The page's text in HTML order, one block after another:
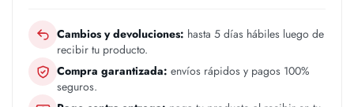
Cambios y devoluciones: hasta 5 días hábiles luego de
recibir tu producto.
Compra garantizada: envíos rápidos y pagos 100%
seguros.